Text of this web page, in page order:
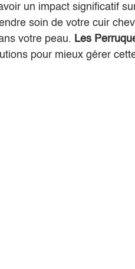
un impact significatif
soin de votre cuir
votre peau. Les
pour mieux gérer